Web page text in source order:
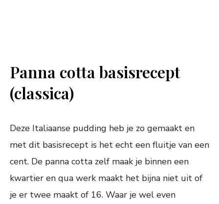
Panna cotta basisrecept
(classica)
Deze Italiaanse pudding heb je zo gemaakt en
met dit basisrecept is het echt een fluitje van een
cent. De panna cotta zelf maak je binnen een
kwartier en qua werk maakt het bijna niet uit of
je er twee maakt of 16. Waar je wel even